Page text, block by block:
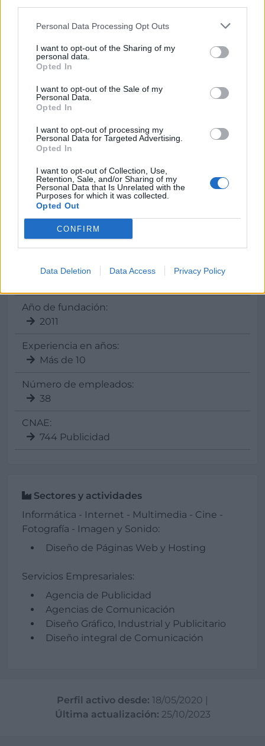
Personal Data Processing Opt Outs
I want to opt-out of the Sharing of my
personal data.
Opted In
I want to opt-out of the Sale of my
Personal Data.
Opted In
I want to opt-out of processing my
Personal Data for Targeted Advertising.
Opted In
I want to opt-out of Collection, Use,
Retention, Sale, and/or Sharing of my
Personal Data that Is Unrelated with the
Purposes for which it was collected.
Opted Out
CONFIRM
Data Deletion Data Access Privacy Policy
info@lafactoriagrafica.com
www.lafactoriagrafica.com
Ceo empresa:
esteban gon
Siglas / Anagrama:
Año de fundación:
2011
Experiencia en años:
Más de 10
Número de empleados:
38
CNAE:
744 Publicidad
Sectores y actividades
Informática - Internet - Multimedia - Cine -
Fotografía - Imagen y Sonido:
Diseño de Páginas Web y Hosting
Servicios Empresariales:
Agencia de Publicidad
Agencias de Comunicación
Diseño Gráfico, Industrial y Publicitario
Diseño integral de Comunicación
Perfil activo desde: 18/05/2020
Última actualización: 25/10/2023